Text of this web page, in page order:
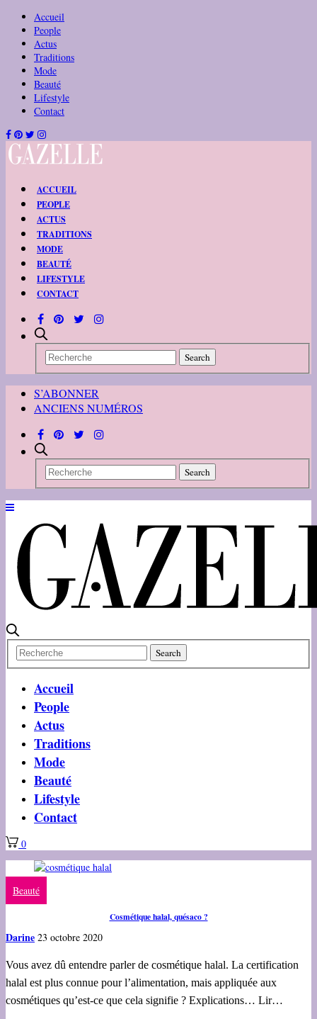
Accueil
People
Actus
Traditions
Mode
Beauté
Lifestyle
Contact
ACCUEIL
PEOPLE
ACTUS
TRADITIONS
MODE
BEAUTÉ
LIFESTYLE
CONTACT
S’ABONNER
ANCIENS NUMÉROS
Accueil
People
Actus
Traditions
Mode
Beauté
Lifestyle
Contact
0
Beauté
Cosmétique halal, quésaco ?
Darine 23 octobre 2020
Vous avez dû entendre parler de cosmétique halal. La certification
halal est plus connue pour l’alimentation, mais appliquée aux
cosmétiques qu’est-ce que cela signifie ? Explications… Lir…